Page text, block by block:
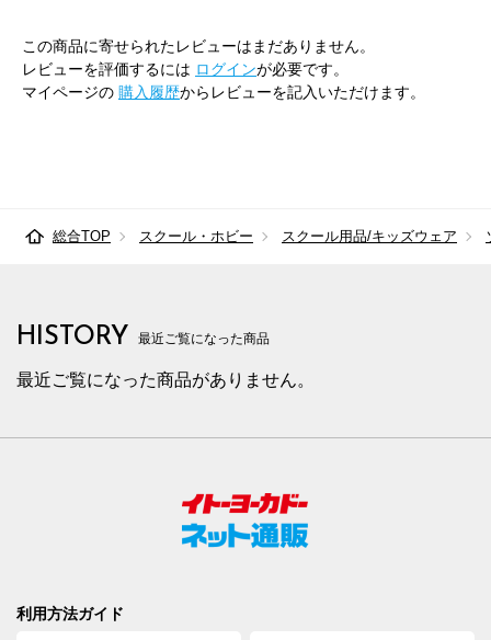
この商品に寄せられたレビューはまだありません。
レビューを評価するには ログインが必要です。
マイページの 購入履歴からレビューを記入いただけます。
総合TOP スクール・ホビー スクール用品/キッズウェア
HISTORY 最近ご覧になった商品
最近ご覧になった商品がありません。
利用方法ガイド